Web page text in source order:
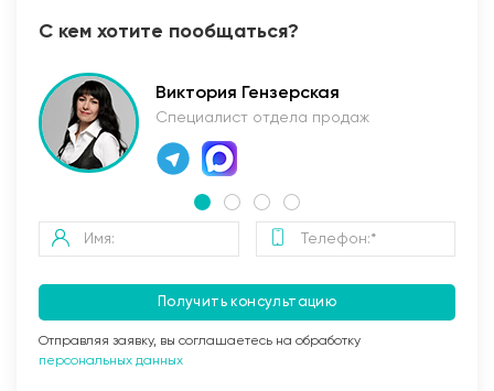
С кем хотите пообщаться?
Виктория Гензерская
Специалист отдела продаж
Получить консультацию
Отправляя заявку, вы соглашаетесь на обработку
персональных данных